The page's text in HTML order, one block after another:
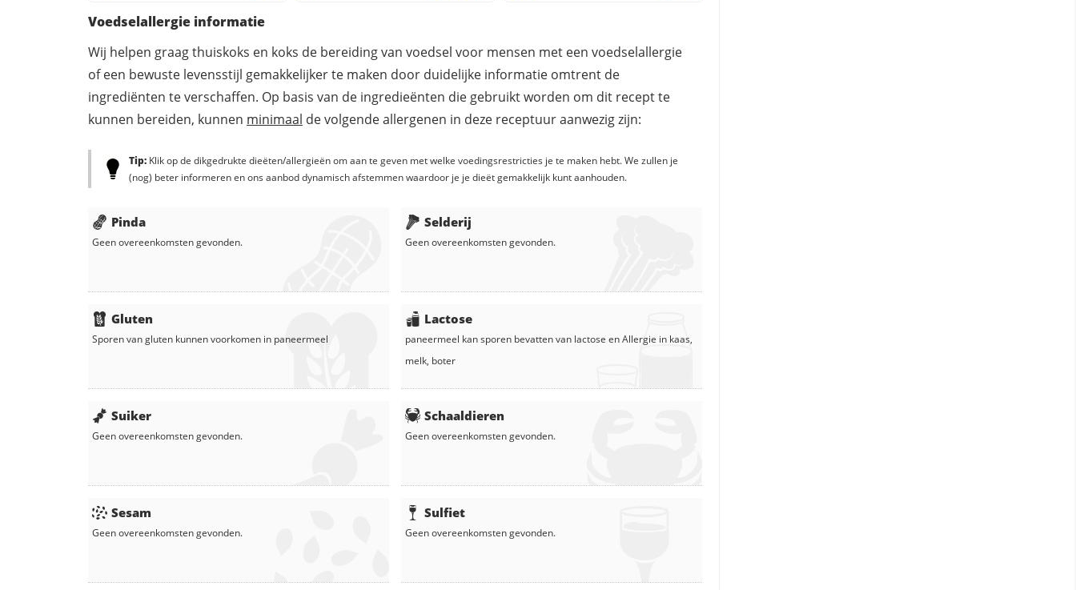
Voedselallergie informatie
Wij helpen graag thuiskoks en koks de bereiding van voedsel voor mensen met een voedselallergie
of een bewuste levensstijl gemakkelijker te maken door duidelijke informatie omtrent de
ingrediënten te verschaffen. Op basis van de ingredieënten die gebruikt worden om dit recept te
kunnen bereiden, kunnen minimaal de volgende allergenen in deze receptuur aanwezig zijn:
Tip: Klik op de dikgedrukte dieëten/allergieën om aan te geven met welke voedingsrestricties je te maken hebt. We zullen je
(nog) beter informeren en ons aanbod dynamisch afstemmen waardoor je je dieët gemakkelijk kunt aanhouden.
Pinda
Geen overeenkomsten gevonden.
Gluten
Sporen van gluten kunnen voorkomen in paneermeel
Suiker
Geen overeenkomsten gevonden.
Sesam
Geen overeenkomsten gevonden.
Selderij
Geen overeenkomsten gevonden.
Lactose
paneermeel kan sporen bevatten van lactose enAllergie in kaas,
melk, boter
Schaaldieren
Geen overeenkomsten gevonden.
Sulfiet
Geen overeenkomsten gevonden.